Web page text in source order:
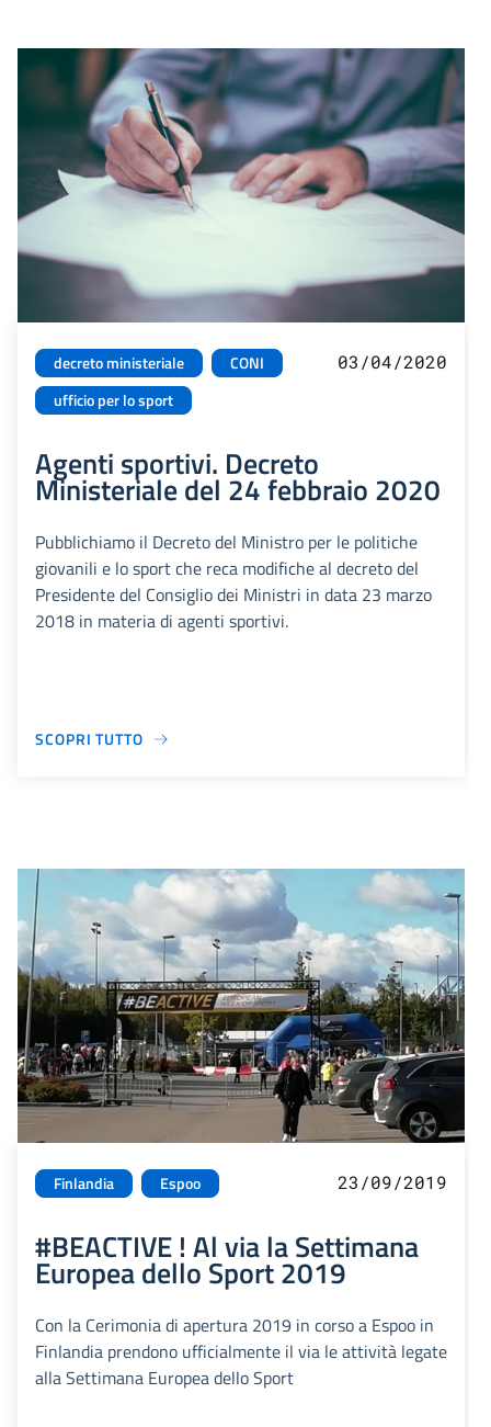
decreto ministeriale
CONI
ufficio per lo sport
03/04/2020
Agenti sportivi. Decreto
Ministeriale del 24 febbraio 2020
Pubblichiamo il Decreto del Ministro per le politiche
giovanili e lo sport che reca modifiche al decreto del
Presidente del Consiglio dei Ministri in data 23 marzo
2018 in materia di agenti sportivi.
SCOPRI TUTTO
Finlandia Espoo 23/09/2019
#BEACTIVE ! Al via la Settimana
Europea dello Sport 2019
Con la Cerimonia di apertura 2019 in corso a Espoo in
Finlandia prendono ufficialmente il via le attività legate
alla Settimana Europea dello Sport